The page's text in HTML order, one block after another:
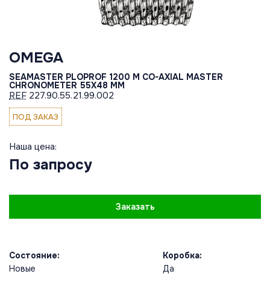
OMEGA
SEAMASTER PLOPROF 1200 M CO-AXIAL MASTER
CHRONOMETER 55X48 MM
REF 227.90.55.21.99.002
ПОД ЗАКАЗ
Наша цена:
По запросу
Заказать
Состояние:
Новые
Коробка:
Да